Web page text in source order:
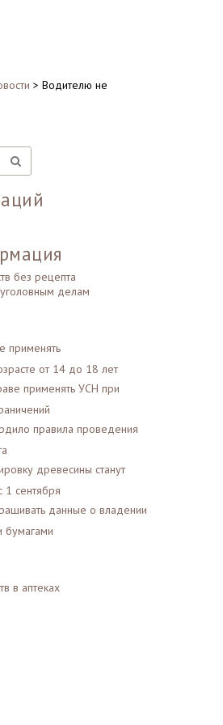
> Водителю не
без рецепта
уголовным делам
применять
от 14 до 18 лет
применять УСН при
правила проведения
древесины станут
сентября
данные о владении
бумагами
в аптеках